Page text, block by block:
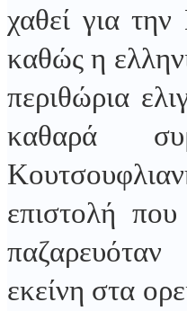
χαθεί για
καθώς η
περιθώρια
καθαρά
επιστολή
εκείνη στα